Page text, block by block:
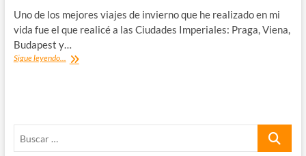
Uno de los mejores viajes de invierno que he realizado en mi
vida fue el que realicé a las Ciudades Imperiales: Praga, Viena,
Budapest y…
Sigue leyendo... Qué
Buscar